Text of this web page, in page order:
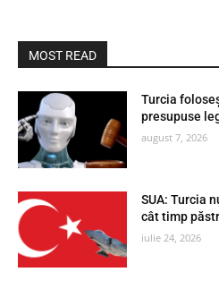
MOST READ
Turcia
presupuse
august 7, 2026
SUA: Turcia
cât timp
iulie 24, 2026